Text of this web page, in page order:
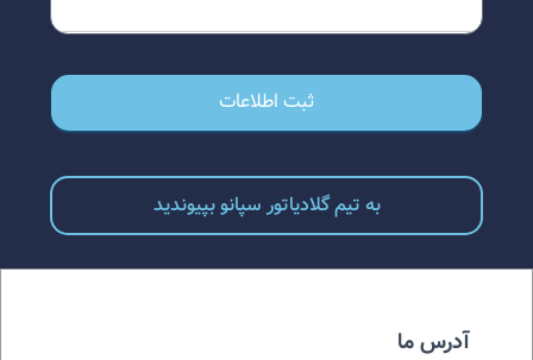
ثبت اطلاعات
به تیم گلادیاتور سپانو بپیوندید
آدرس ما